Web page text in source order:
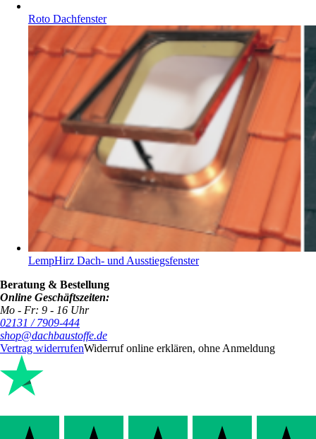
Roto Dachfenster
LempHirz Dach- und Ausstiegsfenster
Beratung & Bestellung
Online Geschäftszeiten:
Mo - Fr: 9 - 16 Uhr
02131 / 7909-444
shop@dachbaustoffe.de
Vertrag widerrufenWiderruf online erklären, ohne Anmeldung